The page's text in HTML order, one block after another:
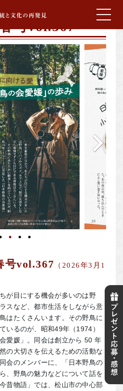
号vol.367
号vol.367 （2026年3月1
が目にする機会が多いのは野
スなど、都市生活をしながら意
はたくさんいます。その野鳥に
いるのが、昭和49年（1974）
愛媛」。同会は創立から 50 年
の大切さを伝えるための活動な
会のメンバーに、「日本野鳥の
、野鳥の魅力などについて話を
昔物語」では、松山市の中心部